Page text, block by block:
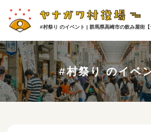
#村祭り のイベント | 群馬県高崎市の飲み屋街【
#村祭り のイベ